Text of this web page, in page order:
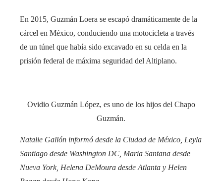
En 2015, Guzmán Loera se escapó dramáticamente de la
cárcel en México, conduciendo una motocicleta a través
de un túnel que había sido excavado en su celda en la
prisión federal de máxima seguridad del Altiplano.
Ovidio Guzmán López, es uno de los hijos del Chapo
Guzmán.
Natalie Gallón informó desde la Ciudad de México, Leyla
Santiago desde Washington DC, Maria Santana desde
Nueva York, Helena DeMoura desde Atlanta y Helen